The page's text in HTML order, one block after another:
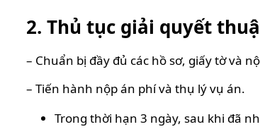
2. Thủ tục giải quyết
– Chuẩn bị đầy đủ các hồ sơ, giấy tờ và
– Tiến hành nộp án phí và thụ lý vụ án.
Trong thời hạn 3 ngày, sau khi đã